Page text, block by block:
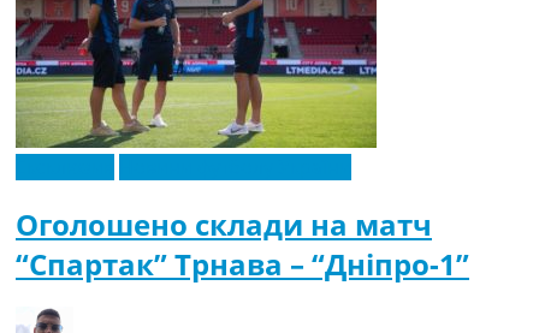
Оголошено склади на матч
“Спартак” Трнава – “Дніпро-1”